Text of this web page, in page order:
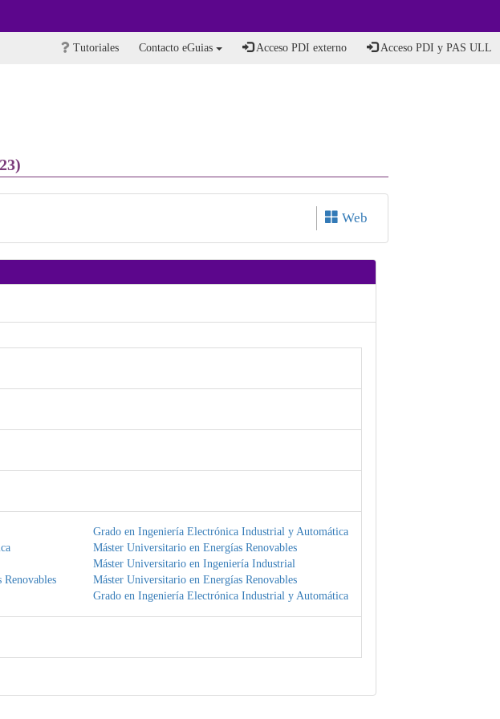
Tutoriales Contacto eGuias Acceso PDI externo Acceso PDI y PAS ULL
Web
Grado en Ingeniería Electrónica Industrial y Automática
Máster Universitario en Energías Renovables
Máster Universitario en Ingeniería Industrial
Máster Universitario en Energías Renovables
Grado en Ingeniería Electrónica Industrial y Automática